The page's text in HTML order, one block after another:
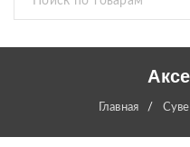
Главная /